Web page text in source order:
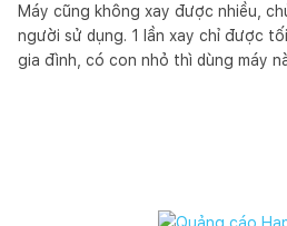
Máy cũng không xay được nhiều,
người sử dụng. 1 lần xay chỉ được
gia đình, có con nhỏ thì dùng máy